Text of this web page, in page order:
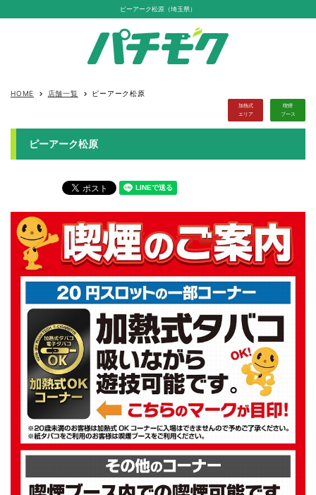
ピーアーク松原（埼玉県）
HOME keyboard_arrow_right 店舗一覧 keyboard_arrow_right ピーアーク松原
加熱式
エリア
喫煙
ブース
ピーアーク松原